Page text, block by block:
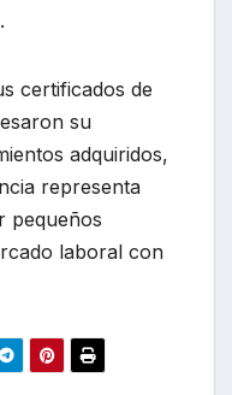
certificados de
su
adquiridos,
representa
pequeños
laboral con